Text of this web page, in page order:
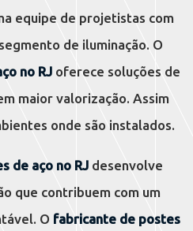
equipe de projetistas com
de iluminação. O
no RJoferece soluções de
maior valorização. Assim
onde são instalados.
de aço no RJ desenvolve
que contribuem com um
O fabricante de postes